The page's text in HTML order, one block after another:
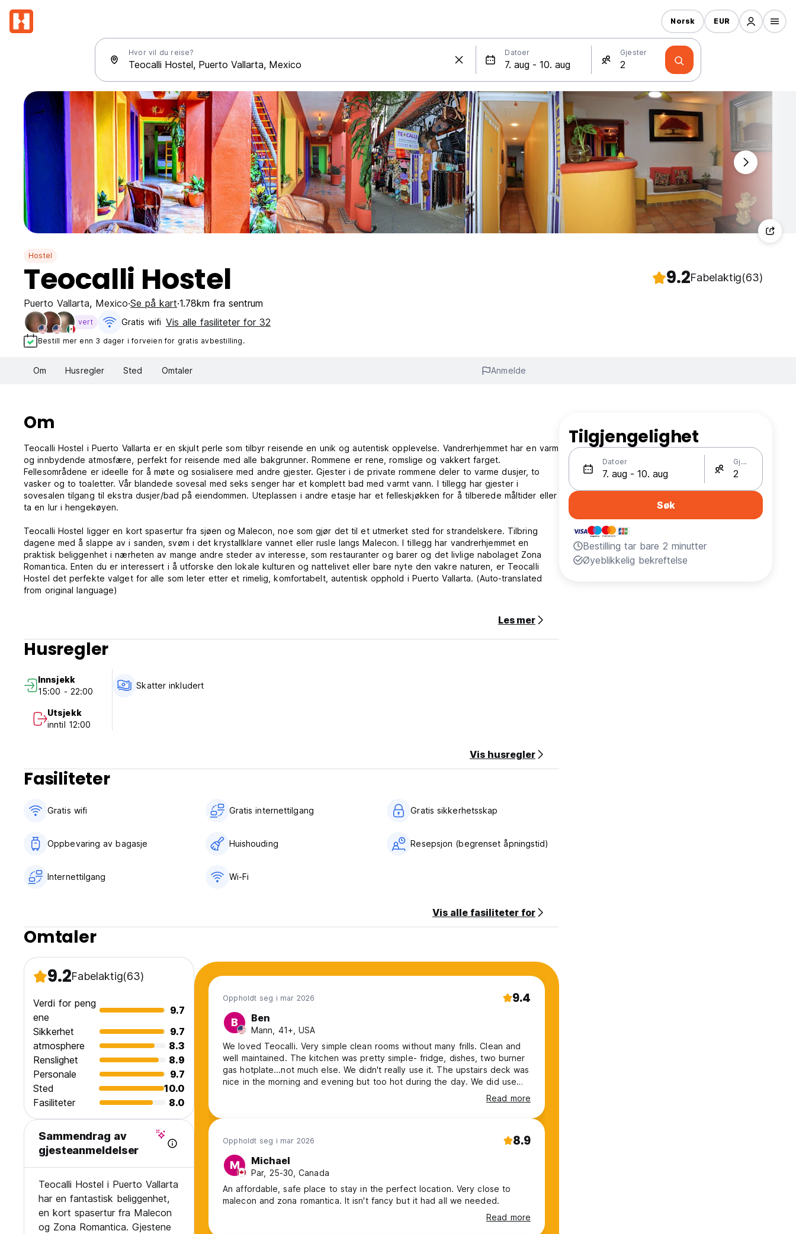
Hvor vil du reise? Datoer Gjester
Norsk EUR
Hostel
Teocalli Hostel 9.2Fabelaktig(63)
Puerto Vallarta, Mexico Se på kart 1.78km fra sentrum
vert Gratis wifi‎ Vis alle fasiliteter for 32
Bestill mer enn 3 dager i forveien for gratis avbestilling.
Om Husregler Sted Omtaler Anmelde
Om
Teocalli Hostel i Puerto Vallarta er en skjult perle som tilbyr reisende en unik og autentisk opplevelse. Vandrerhjemmet har en varm
og innbydende atmosfære, perfekt for reisende med alle bakgrunner. Rommene er rene, romslige og vakkert farget.
Fellesområdene er ideelle for å møte og sosialisere med andre gjester. Gjester i de private rommene deler to varme dusjer, to
vasker og to toaletter. Vår blandede sovesal med seks senger har et komplett bad med varmt vann. I tillegg har gjester i
sovesalen tilgang til ekstra dusjer/bad på eiendommen. Uteplassen i andre etasje har et felleskjøkken for å tilberede måltider eller
ta en lur i hengekøyen.
Teocalli Hostel ligger en kort spasertur fra sjøen og Malecon, noe som gjør det til et utmerket sted for strandelskere. Tilbring
dagene med å slappe av i sanden, svøm i det krystallklare vannet eller rusle langs Malecon. I tillegg har vandrerhjemmet en
praktisk beliggenhet i nærheten av mange andre steder av interesse, som restauranter og barer og det livlige nabolaget Zona
Romantica. Enten du er interessert i å utforske den lokale kulturen og nattelivet eller bare nyte den vakre naturen, er Teocalli
Hostel det perfekte valget for alle som leter etter et rimelig, komfortabelt, autentisk opphold i Puerto Vallarta. (Auto-translated
from original language)
Les mer
Husregler
Innsjekk
15:00 - 22:00
Utsjekk
inntil 12:00
Skatter inkludert
Vis husregler
Fasiliteter
Gratis wifi‎ Gratis internettilgang Gratis sikkerhetsskap
Oppbevaring av bagasje Huishouding Resepsjon (begrenset åpningstid)
Internettilgang Wi-Fi
Vis alle fasiliteter for
Omtaler
9.2Fabelaktig(63)
Verdi for peng
ene
9.7
Sikkerhet
9.7
atmosphere
8.3
Renslighet
8.9
Personale
9.7
Sted
10.0
Fasiliteter
8.0
Sammendrag av
gjesteanmeldelser
Teocalli Hostel i Puerto Vallarta
har en fantastisk beliggenhet,
en kort spasertur fra Malecon
og Zona Romantica. Gjestene
Oppholdt seg i mar 2026 9.4
B Ben
Mann, 41+, USA
We loved Teocalli. Very simple clean rooms without many frills. Clean and
well maintained. The kitchen was pretty simple- fridge, dishes, two burner
gas hotplate...not much else. We didn't really use it. The upstairs deck was
nice in the morning and evening but too hot during the day. We did use
the clothesline to dry our swimsuits. The location was great- it's very
secure and about 2 minute walk from the Malecon- we were right in the
Read more
Oppholdt seg i mar 2026 8.9
M Michael
Par, 25-30, Canada
An affordable, safe place to stay in the perfect location. Very close to
malecon and zona romantica. It isn't fancy but it had all we needed.
Read more
Tilgjengelighet
Datoer Gjester
Søk
Bestilling tar bare 2 minutter
Øyeblikkelig bekreftelse